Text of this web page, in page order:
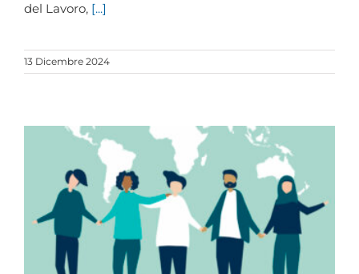
del Lavoro, [...]
13 Dicembre 2024